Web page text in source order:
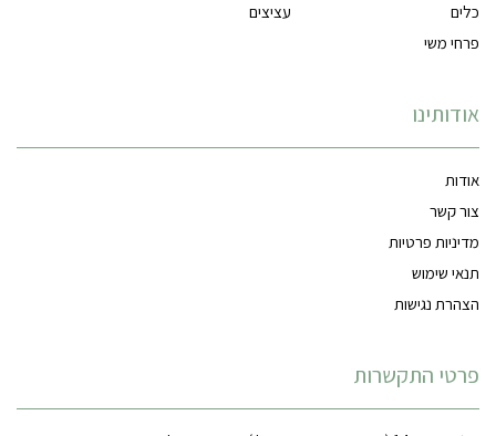
כלים
עציצים
פרחי משי
אודותינו
אודות
צור קשר
מדיניות פרטיות
תנאי שימוש
הצהרת נגישות
פרטי התקשרות